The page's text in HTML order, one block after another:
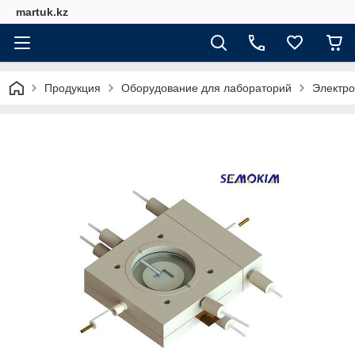
martuk.kz
Продукция Оборудование для лабораторий